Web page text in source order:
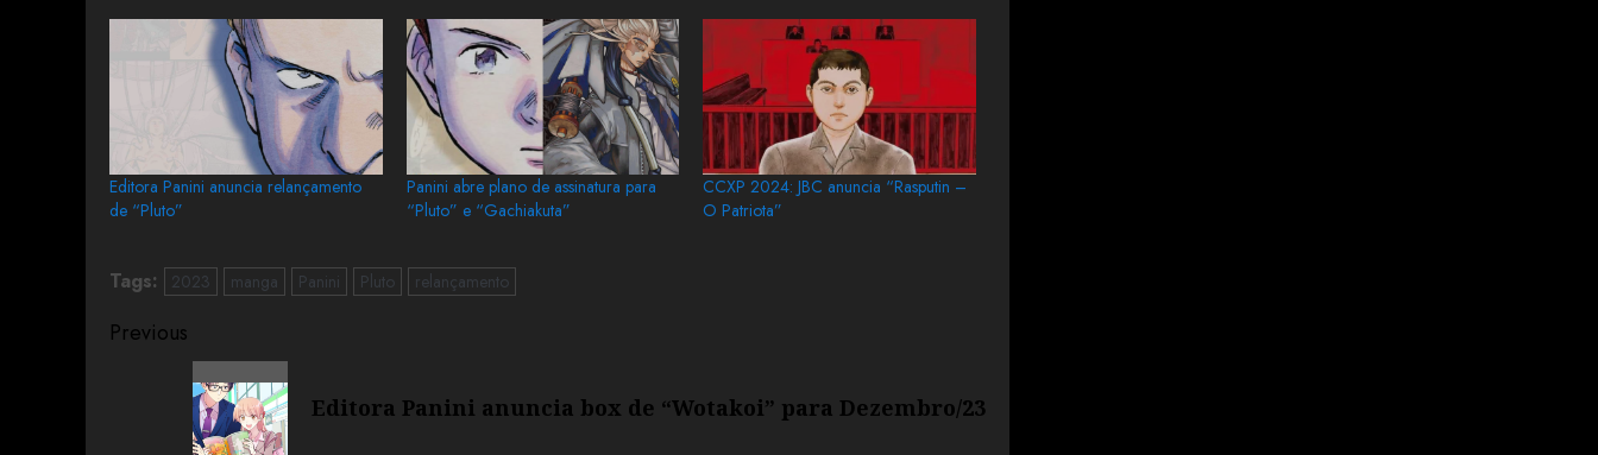
Editora Panini anuncia relançamento
de “Pluto”
Panini abre plano de assinatura para
“Pluto” e “Gachiakuta”
CCXP 2024: JBC anuncia “Rasputin –
O Patriota”
Tags: 2023 manga Panini Pluto relançamento
Previous
Editora Panini anuncia box de “Wotakoi” para Dezembro/23